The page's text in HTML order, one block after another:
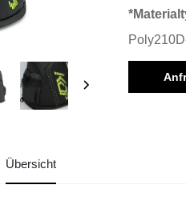
Übersicht